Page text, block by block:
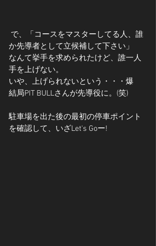
か先導者として立候補して下さい」
なんて挙手を求められたけど、誰一人
手を上げない。
いや、上げられないという・・・爆
結局PIT BULLさんが先導役に。(笑)
駐車場を出た後の最初の停車ポイント
を確認して、いざLet's Goー!